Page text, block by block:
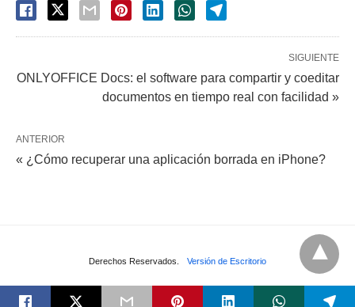
SIGUIENTE
ONLYOFFICE Docs: el software para compartir y coeditar
documentos en tiempo real con facilidad »
ANTERIOR
« ¿Cómo recuperar una aplicación borrada en iPhone?
Derechos Reservados. Versión de Escritorio